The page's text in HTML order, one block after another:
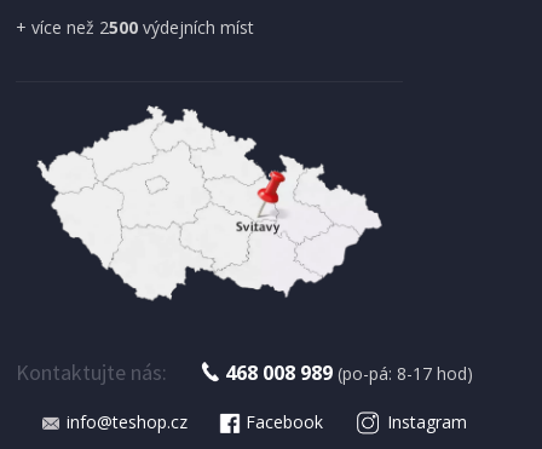
179 Kč
+ více než 2500 výdejních míst
Kontaktujte nás: 468 008 989 (po-pá: 8-17 hod)
info@teshop.cz Facebook Instagram